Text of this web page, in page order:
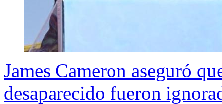
James Cameron aseguró
desaparecido fueron